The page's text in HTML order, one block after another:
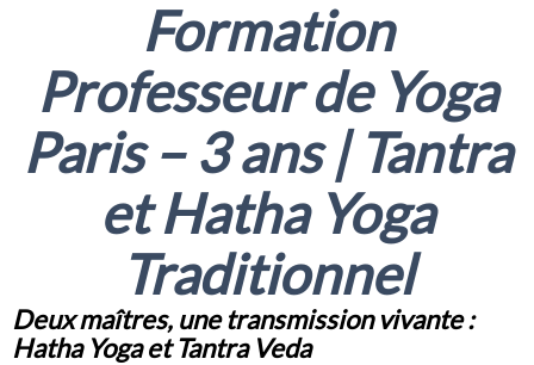
Formation
Professeur de Yoga
Paris – 3 ans | Tantra
et Hatha Yoga
Traditionnel
Deux maîtres, une transmission vivante :
Hatha Yoga et Tantra Veda